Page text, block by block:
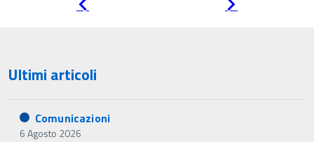
Ultimi articoli
Comunicazioni
6 Agosto 2026